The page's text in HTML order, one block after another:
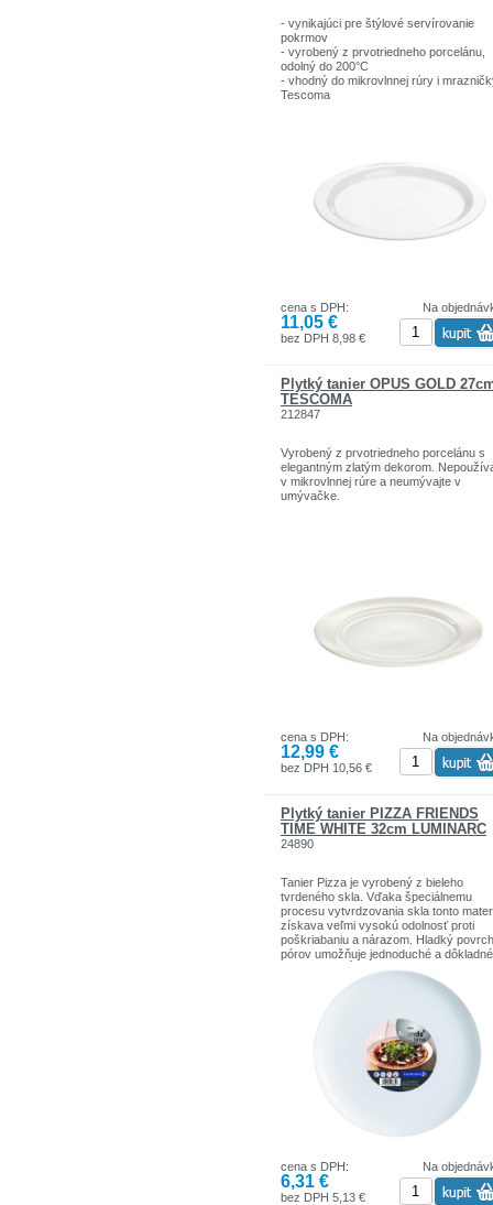
- vynikajúci pre štýlové servírovanie
pokrmov
- vyrobený z prvotriedneho porcelánu,
odolný do 200°C
- vhodný do mikrovlnnej rúry i
Tescoma
Na
cena s DPH:
11,05 €
bez DPH 8,98 €
Plytký tanier OPUS GOLD
TESCOMA
212847
Vyrobený z prvotriedneho porcelánu s
elegantným zlatým dekorom.
v mikrovlnnej rúre a neumývajte v
umývačke.
Na
cena s DPH:
12,99 €
bez DPH 10,56 €
Plytký tanier PIZZA FRIENDS
TIME WHITE 32cm LUMINARC
24890
Tanier Pizza je vyrobený z bieleho
tvrdeného skla. Vďaka špeciálnemu
procesu vytvrdzovania skla tonto
získava veľmi vysokú odolnosť proti
poškriabaniu a nárazom. Hladký
pórov umožňuje jednoduché a dôkladné
umývanie spĺňajúci najprísnejšie
normy. Tanier je vhodný ako do
tak pre profesionálnu gastronómiu.
Na
cena s DPH:
6,31 €
bez DPH 5,13 €